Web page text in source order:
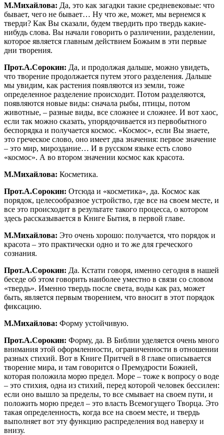
М.Михайлова: Да, это как загадки такие средневековые: что
бывает, чего не бывает… Ну что же, может, мы вернемся к
тверди? Как Вы сказали, будем твердить про твердь какие-
нибудь слова. Вы начали говорить о различении, разделении,
которое является главным действием Божьим в эти первые
дни творения.
Прот.А.Сорокин: Да, и продолжая дальше, можно увидеть,
что творение продолжается путем этого разделения. Дальше
мы увидим, как растения появляются из земли, тоже
определенное разделение происходит. Потом разделяются,
появляются новые виды: сначала рыбы, птицы, потом
животные, – разные виды, все сложнее и сложнее. И вот хаос,
если так можно сказать, упорядочивается из первобытного
беспорядка и получается космос. «Космос», если Вы знаете,
это греческое слово, оно имеет два значения: первое значение
– это мир, мироздание… И в русском языке есть слово
«космос». А во втором значении космос как красота.
М.Михайлова: Косметика.
Прот.А.Сорокин: Отсюда и «косметика», да. Космос как
порядок, целесообразное устройство, где все на своем месте, и
все это происходит в результате такого процесса, о котором
здесь рассказывается в Книге Бытия, в первой главе.
М.Михайлова: Это очень хорошо: получается, что порядок и
красота – это практически одно и то же для греческого
сознания.
Прот.А.Сорокин: Да. Кстати говоря, именно сегодня в нашей
беседе об этом говорить наиболее уместно в связи со словом
«твердь». Именно твердь после света, воды как раз, может
быть, является первым творением, что вносит в этот порядок
фиксацию.
М.Михайлова: Форму устойчивую.
Прот.А.Сорокин: Форму, да. В Библии уделяется очень много
внимания этой оформленности, ограниченности в отношении
разных стихий. Вот в Книге Притчей в 8 главе описывается
творение мира, и там говорится о Премудрости Божией,
которая положила морю предел. Море – тоже к вопросу о воде
– это стихия, одна из стихий, перед которой человек бессилен:
если оно вышло за пределы, то все смывает на своем пути, и
положить морю предел – это власть Всемогущего Творца. Это
такая определенность, когда все на своем месте, и твердь
выполняет вот эту функцию распределения вод наверху и
внизу.